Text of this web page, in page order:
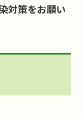
対策をお願い